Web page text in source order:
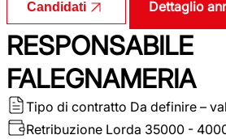
Candidati Dettaglio
RESPONSABILE
FALEGNAMERIA
Tipo di contratto Da definire –
Retribuzione Lorda 35000 -